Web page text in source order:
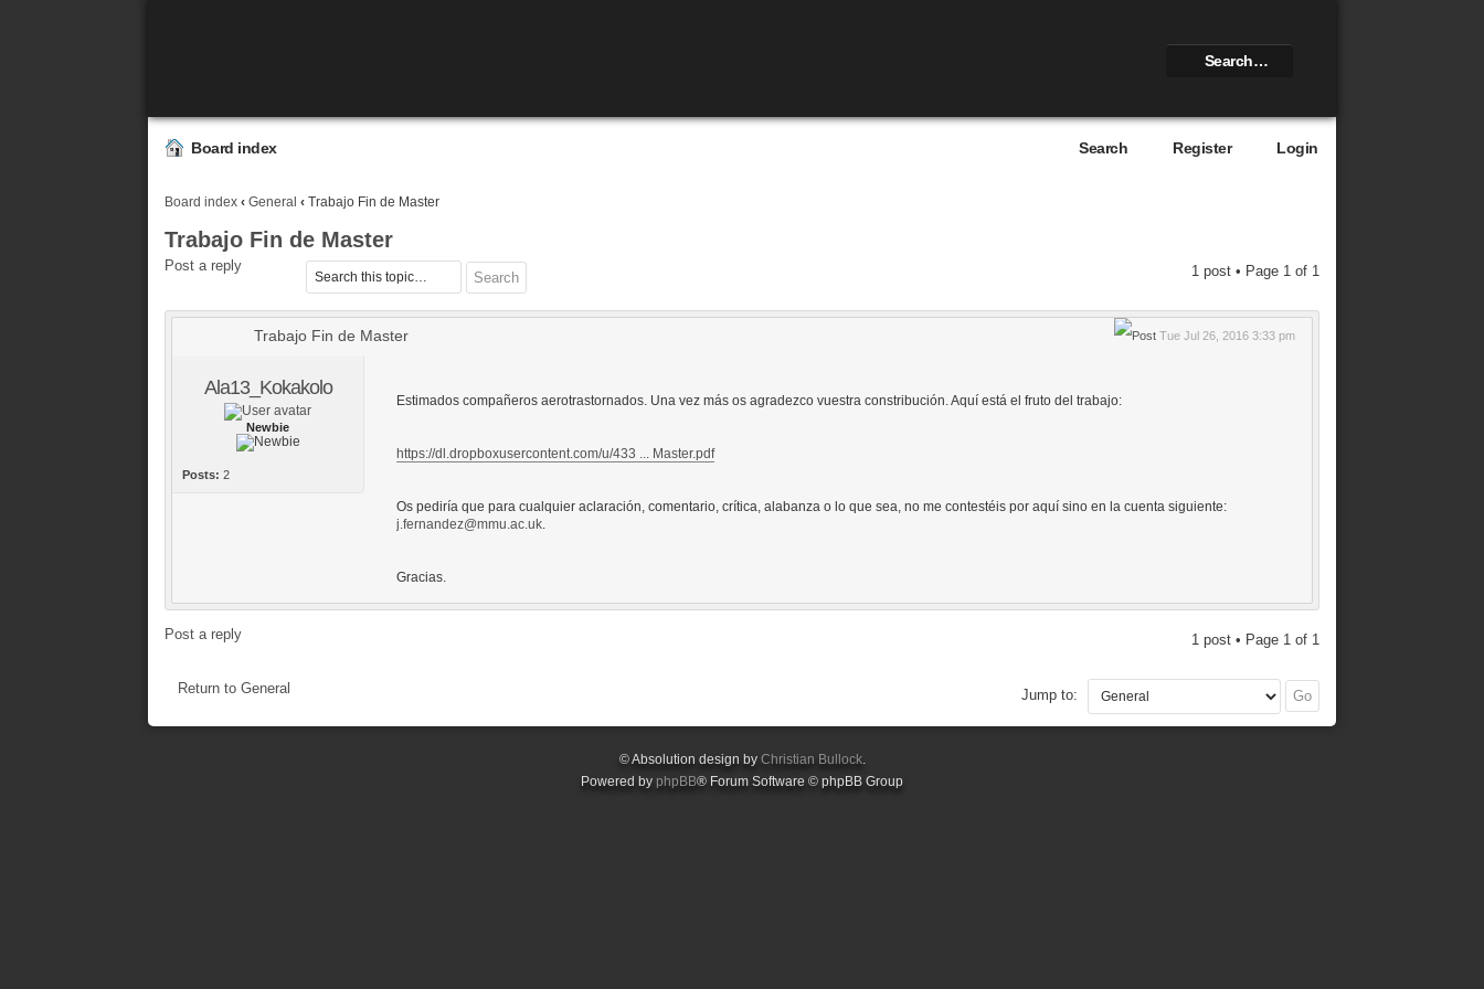
Board index Login
Register
Search
Board index ‹ General ‹ Trabajo Fin de Master
Trabajo Fin de Master
Post a reply 1 post • Page 1of 1
Trabajo Fin de Master Tue Jul 26, 2016 3:33 pm
Ala13_Kokakolo
Newbie
Posts: 2
Estimados compañeros aerotrastornados. Una vez más os agradezco vuestra constribución. Aquí está el fruto del trabajo:
https://dl.dropboxusercontent.com/u/433 ... Master.pdf
Os pediría que para cualquier aclaración, comentario, crítica, alabanza o lo que sea, no me contestéis por aquí sino en la cuenta siguiente:
j.fernandez@mmu.ac.uk.
Gracias.
Post a reply 1 post • Page 1of 1
Return to General Jump to:
© Absolution design by Christian Bullock.
Powered by phpBB® Forum Software © phpBB Group